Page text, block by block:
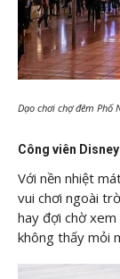
Dạo chơi chợ đêm Phố
Công viên
Với nền nhiệt
vui chơi ngoài
hay đợi chờ
không thấy mỏi